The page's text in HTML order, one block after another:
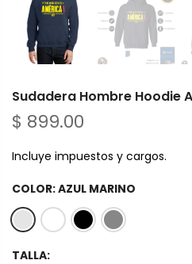
Sudadera Hombre Hoodie
$ 899.00
Incluye impuestos y cargos.
COLOR:AZUL MARINO
TALLA: